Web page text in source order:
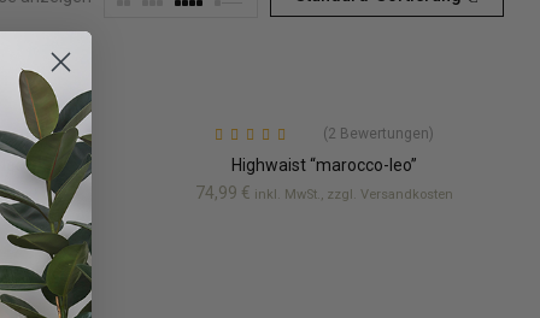
)
Bewertet mit 5.00
von 5
(2 Bewertungen)
Highwaist “marocco-leo”
74,99 € inkl. MwSt., zzgl. Versandkosten